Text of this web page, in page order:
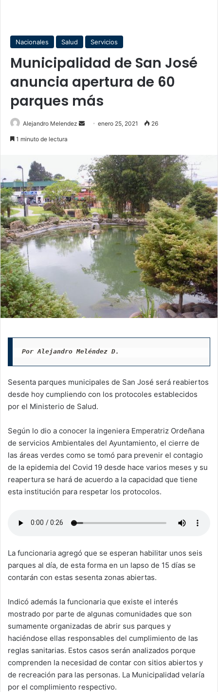
Nacionales Salud Servicios
Municipalidad de San José
anuncia apertura de 60
parques más
Alejandro Melendez
Sendenero 25, 2021 26
1 minuto de lectura
Por Alejandro Meléndez D.
Sesenta parques municipales de San José será reabiertos
desde hoy cumpliendo con los protocoles establecidos
por el Ministerio de Salud.
Según lo dio a conocer la ingeniera Emperatriz Ordeñana
de servicios Ambientales del Ayuntamiento, el cierre de
las áreas verdes como se tomó para prevenir el contagio
de la epidemia del Covid 19 desde hace varios meses y su
reapertura se hará de acuerdo a la capacidad que tiene
esta institución para respetar los protocolos.
La funcionaria agregó que se esperan habilitar unos seis
parques al día, de esta forma en un lapso de 15 días se
contarán con estas sesenta zonas abiertas.
Indicó además la funcionaria que existe el interés
mostrado por parte de algunas comunidades que son
sumamente organizadas de abrir sus parques y
haciéndose ellas responsables del cumplimiento de las
reglas sanitarias. Estos casos serán analizados porque
comprenden la necesidad de contar con sitios abiertos y
de recreación para las personas. La Municipalidad velaría
por el complimiento respectivo.